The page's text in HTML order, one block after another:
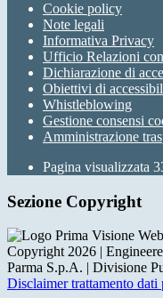
Cookie policy
Note legali
Informativa Privacy
Ufficio Relazioni
Dichiarazione di
Obiettivi di
Whistleblowing
Gestione consensi
Amministrazione
Pagina visualizzata
Sezione Copyright
Copyright 2026 |
Parma S.p.A. | Divisione
Disclaimer trattamento dati